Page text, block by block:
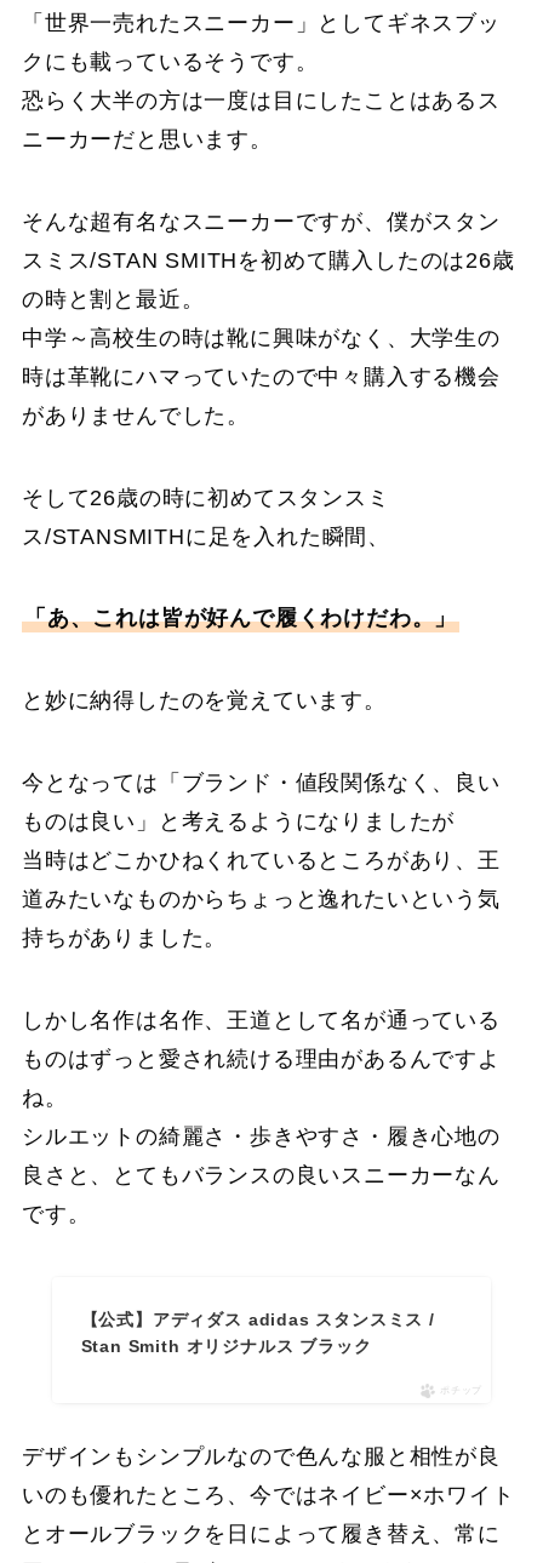
「世界一売れたスニーカー」としてギネスブッ
クにも載っているそうです。
恐らく大半の方は一度は目にしたことはあるス
ニーカーだと思います。
そんな超有名なスニーカーですが、僕がスタン
スミス/STAN SMITHを初めて購入したのは26歳
の時と割と最近。
中学～高校生の時は靴に興味がなく、大学生の
時は革靴にハマっていたので中々購入する機会
がありませんでした。
そして26歳の時に初めてスタンスミ
ス/STANSMITHに足を入れた瞬間、
「あ、これは皆が好んで履くわけだわ。」
と妙に納得したのを覚えています。
今となっては「ブランド・値段関係なく、良い
ものは良い」と考えるようになりましたが
当時はどこかひねくれているところがあり、王
道みたいなものからちょっと逸れたいという気
持ちがありました。
しかし名作は名作、王道として名が通っている
ものはずっと愛され続ける理由があるんですよ
ね。
シルエットの綺麗さ・歩きやすさ・履き心地の
良さと、とてもバランスの良いスニーカーなん
です。
【公式】アディダス adidas スタンスミス /
Stan Smith オリジナルス ブラック
ポチップ
デザインもシンプルなので色んな服と相性が良
いのも優れたところ、今ではネイビー×ホワイト
とオールブラックを日によって履き替え、常に